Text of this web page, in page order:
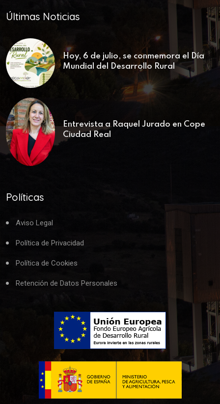
Últimas Noticias
Hoy, 6 de julio, se conmemora el Día
Mundial del Desarrollo Rural
Entrevista a Raquel Jurado en Cope
Ciudad Real
Políticas
Aviso Legal
Política de Privacidad
Política de Cookies
Retención de Datos Personales